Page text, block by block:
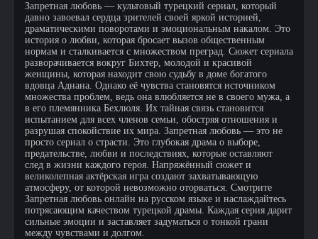
Запретная любовь — культовый турецкий сериал, который
давно завоевал сердца зрителей своей яркой историей,
драматическими поворотами и эмоциональным накалом. Это
история о любви, которая бросает вызов общественным
нормам и сталкивается с множеством преград. Сюжет сериала
разворачивается вокруг Бихтер, молодой и красивой
женщины, которая находит свою судьбу в доме богатого
вдовца Аднана. Однако её чувства становятся источником
множества проблем, ведь она влюбляется не в своего мужа, а
в его племянника Бехлюля. Их тайная связь становится
испытанием для всех членов семьи, обостряя отношения и
разрушая спокойствие их мира. Запретная любовь — это не
просто сериал о страсти. Это глубокая драма о выборе,
предательстве, любви и последствиях, которые оставляют
след в жизни каждого героя. Напряжённый сюжет и
великолепная актёрская игра создают захватывающую
атмосферу, от которой невозможно оторваться. Смотрите
Запретная любовь онлайн на русском языке и наслаждайтесь
потрясающим качеством турецкой драмы. Каждая серия дарит
сильные эмоции и заставляет задуматься о тонкой грани
между чувствами и долгом.